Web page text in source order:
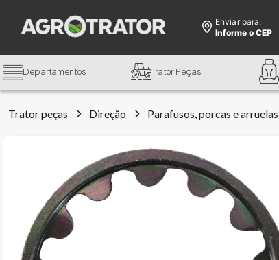
Enviar para:
Informe o CEP
Departamentos Trator Peças
Trator peças Direção Parafusos, porcas e arruelas